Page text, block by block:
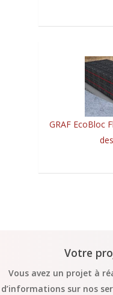
GRAF EcoBloc
Votre
Vous avez un projet à
d’informations sur nos